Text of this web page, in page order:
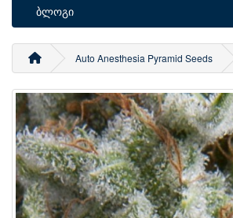
ბლოგი
Auto Anesthesia Pyramid Seeds